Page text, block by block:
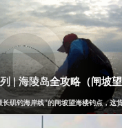
2017-
| 海陵岛全攻略（闸坡望
矶钓海岸线”的闸坡望海楼钓点，这